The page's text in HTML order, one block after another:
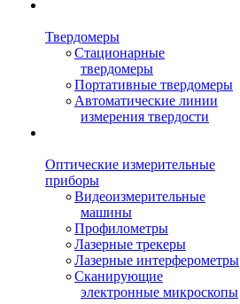
Твердомеры
Стационарные
твердомеры
Портативные твердомеры
Автоматические линии
измерения твердости
Оптические измерительные
приборы
Видеоизмерительные
машины
Профилометры
Лазерные трекеры
Лазерные интерферометры
Сканирующие
электронные микроскопы